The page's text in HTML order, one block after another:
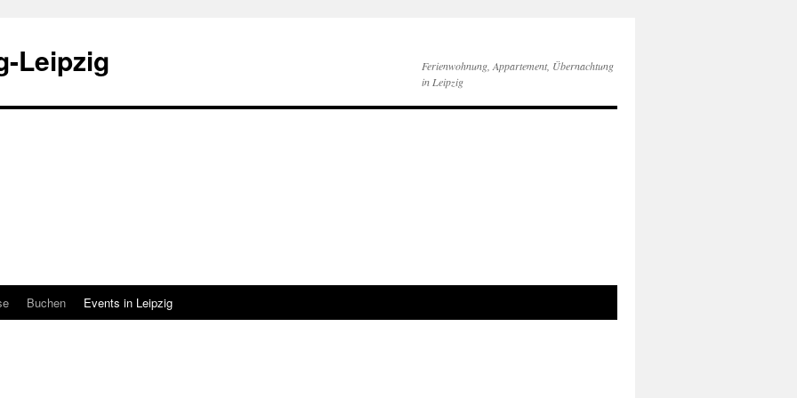
Leipzig
Ferienwohnung, Appartement, Übernachtung
in Leipzig
Buchen Events in Leipzig